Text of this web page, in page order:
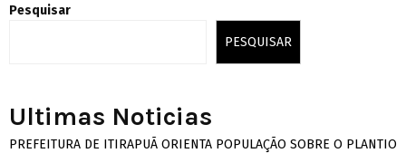
Pesquisar
PESQUISAR
Ultimas Noticias
PREFEITURA DE ITIRAPUÃ ORIENTA POPULAÇÃO SOBRE O PLANTIO